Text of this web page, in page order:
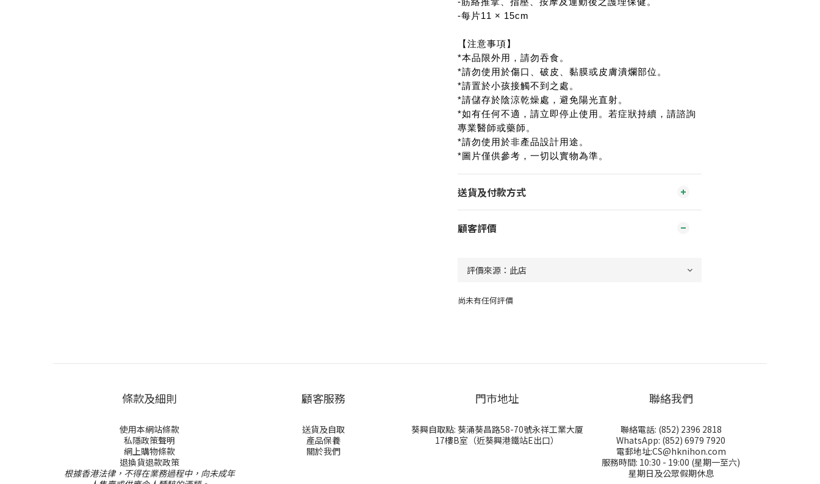
-每片11 × 15cm
【注意事項】
*本品限外用，請勿吞食。
*請勿使用於傷口、破皮、黏膜或皮膚潰爛部位。
*請置於小孩接觸不到之處。
*請儲存於陰涼乾燥處，避免陽光直射。
*如有任何不適，請立即停止使用。若症狀持續，請諮詢
專業醫師或藥師。
*請勿使用於非產品設計用途。
*圖片僅供參考，一切以實物為準。
送貨及付款方式
顧客評價
尚未有任何評價
條款及細則
使用本網站條款
私隱政策聲明
網上購物條款
退換貨退款政策
根據香港法律，不得在業務過程中，向未成年
顧客服務
送貨及自取
產品保養
關於我們
門巿地址
葵興自取點: 葵涌葵昌路58-70號永祥工業大厦
17樓B室（近葵興港鐵站E出口）
聯絡我們
聯絡電話: (852) 2396 2818
WhatsApp: (852) 6979 7920
電郵地址:CS@hknihon.com
服務時間: 10:30 - 19:00 (星期一至六)
星期日及公眾假期休息